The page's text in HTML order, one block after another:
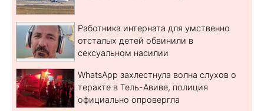
Работника интерната для умственно
отсталых детей обвинили в
сексуальном насилии
WhatsApp захлестнула волна слухов о
теракте в Тель-Авиве, полиция
официально опровергла